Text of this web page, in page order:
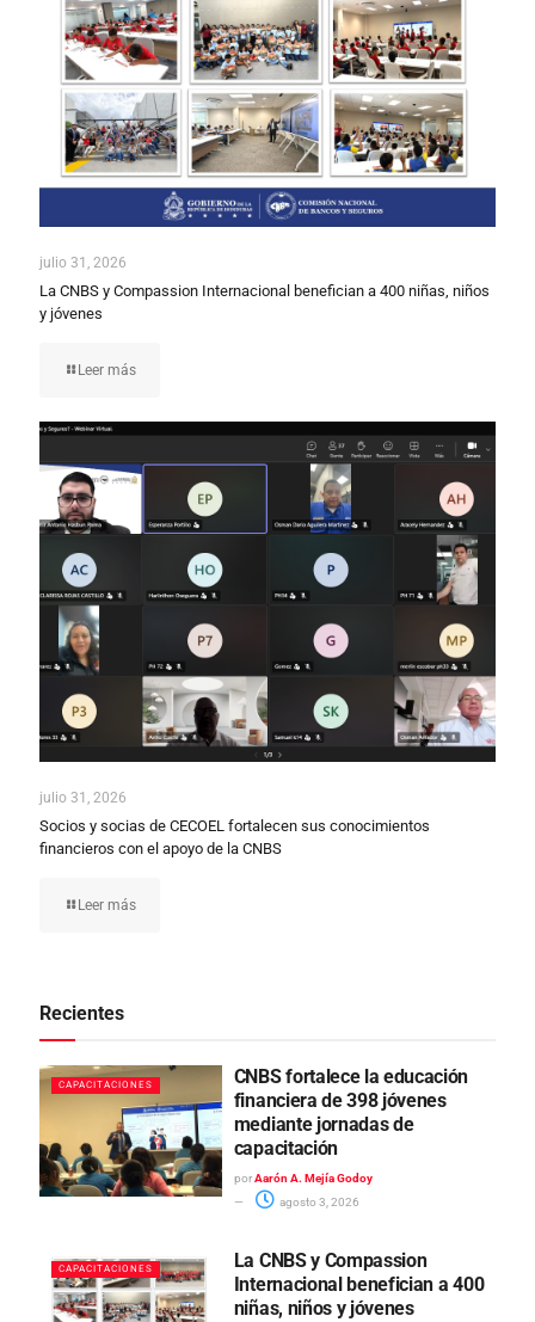
julio 31, 2026
La CNBS y Compassion Internacional benefician a 400 niñas, niños
y jóvenes
Leer más
julio 31, 2026
Socios y socias de CECOEL fortalecen sus conocimientos
financieros con el apoyo de la CNBS
Leer más
Recientes
CAPACITACIONES
CNBS fortalece la educación
financiera de 398 jóvenes
mediante jornadas de
capacitación
por Aarón A. Mejía Godoy
agosto 3, 2026
CAPACITACIONES
La CNBS y Compassion
Internacional benefician a 400
niñas, niños y jóvenes